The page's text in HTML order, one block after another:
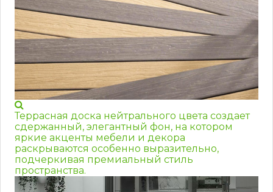
Террасная доска нейтрального цвета создает
сдержанный, элегантный фон, на котором
яркие акценты мебели и декора
раскрываются особенно выразительно,
подчеркивая премиальный стиль
пространства.